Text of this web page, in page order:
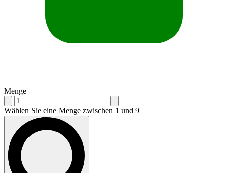
Menge
Wählen Sie eine Menge zwischen 1 und 9